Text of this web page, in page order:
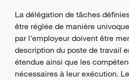
La délégation de tâches
être réglée de manière
par l'employeurdoivent être
description du poste de travail
étendue ainsi que les
nécessaires à leur exécution.